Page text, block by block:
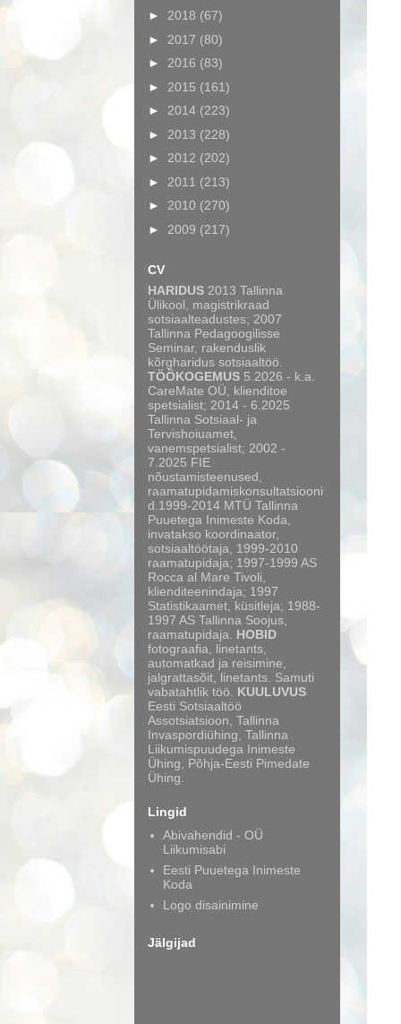
► 2018 (67)
► 2017 (80)
► 2016 (83)
► 2015 (161)
► 2014 (223)
► 2013 (228)
► 2012 (202)
► 2011 (213)
► 2010 (270)
► 2009 (217)
CV
HARIDUS 2013 Tallinna
Ülikool, magistrikraad
sotsiaalteadustes; 2007
Tallinna Pedagoogilisse
Seminar, rakenduslik
kõrgharidus sotsiaaltöö.
TÖÖKOGEMUS 5.2026 - k.a.
CareMate OÜ, klienditoe
spetsialist; 2014 - 6.2025
Tallinna Sotsiaal- ja
Tervishoiuamet,
vanemspetsialist; 2002 -
7.2025 FIE
nõustamisteenused,
raamatupidamiskonsultatsiooni
d.1999-2014 MTÜ Tallinna
Puuetega Inimeste Koda,
invatakso koordinaator,
sotsiaaltöötaja, 1999-2010
raamatupidaja; 1997-1999 AS
Rocca al Mare Tivoli,
klienditeenindaja; 1997
Statistikaamet, küsitleja; 1988-
1997 AS Tallinna Soojus,
raamatupidaja. HOBID
fotograafia, linetants,
automatkad ja reisimine,
jalgrattasõit, linetants. Samuti
vabatahtlik töö. KUULUVUS
Eesti Sotsiaaltöö
Assotsiatsioon, Tallinna
Invaspordiühing, Tallinna
Liikumispuudega Inimeste
Ühing, Põhja-Eesti Pimedate
Ühing.
Lingid
Abivahendid - OÜ
Liikumisabi
Eesti Puuetega Inimeste
Koda
Logo disainimine
Jälgijad